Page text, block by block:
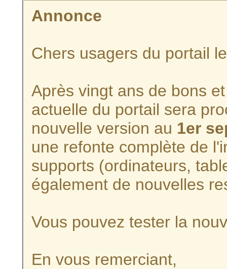
Annonce
Chers usagers du portail
Après vingt ans de bons
actuelle du portail sera
nouvelle version au 1er
une refonte complète de
supports (ordinateurs,
également de nouvelles
Vous pouvez tester la
En vous remerciant,